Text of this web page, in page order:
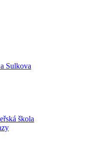
Sulkova
škola